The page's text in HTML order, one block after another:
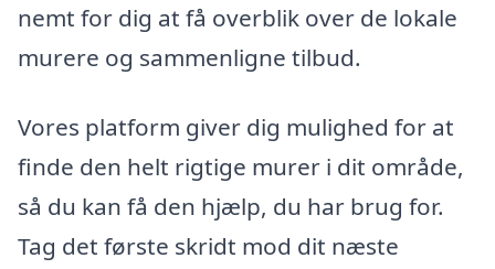
nemt for dig at få overblik over de lokale
murere og sammenligne tilbud.
Vores platform giver dig mulighed for at
finde den helt rigtige murer i dit område,
så du kan få den hjælp, du har brug for.
Tag det første skridt mod dit næste